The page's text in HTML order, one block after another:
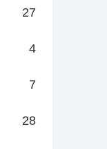
27
4
7
28